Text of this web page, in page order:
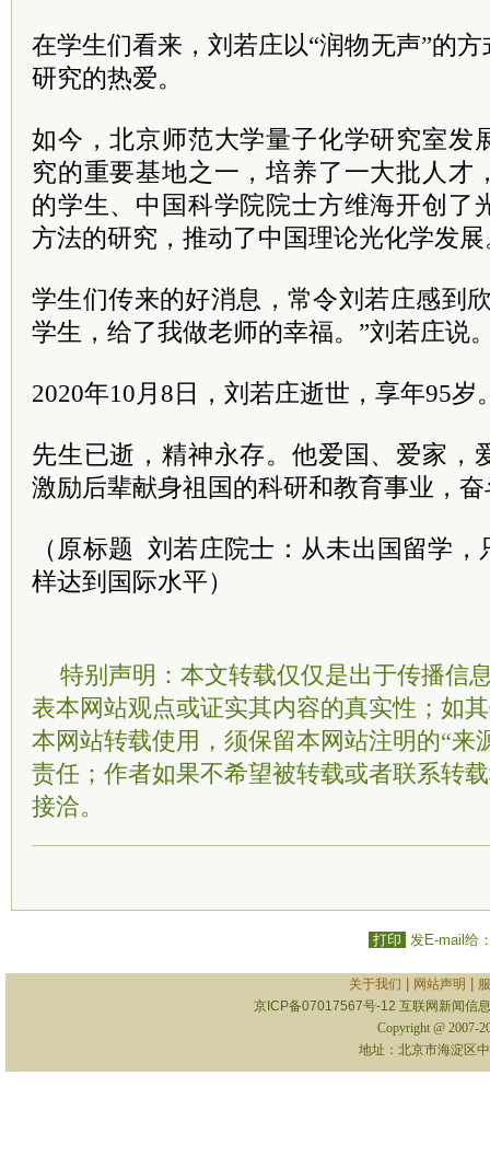
在学生们看来，刘若庄以“润物无声”的
研究的热爱。
如今，北京师范大学量子化学研究室发
究的重要基地之一，培养了一大批人才
的学生、中国科学院院士方维海开创了
方法的研究，推动了中国理论光化学发展
学生们传来的好消息，常令刘若庄感到
学生，给了我做老师的幸福。”刘若庄说
2020年10月8日，刘若庄逝世，享年95岁
先生已逝，精神永存。他爱国、爱家，
激励后辈献身祖国的科研和教育事业，
（原标题 刘若庄院士：从未出国留学
样达到国际水平）
特别声明：本文转载仅仅是出于传播信
表本网站观点或证实其内容的真实性；如
本网站转载使用，须保留本网站注明的“来
责任；作者如果不希望被转载或者联系转
接洽。
打印 发E-mail给
关于我们 网站声明
京ICP备07017567号-12 互联网新闻信
Copyright @ 2007-
地址：北京市海淀区